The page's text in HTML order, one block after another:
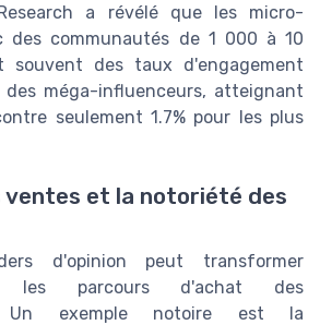
a révélé que les micro-
des communautés de 1 000 à 10
souvent des taux d'engagement
des méga-influenceurs, atteignant
seulement 1.7% pour les plus
ventes et la notoriété des
d'opinion peut transformer
les parcours d'achat des
Un exemple notoire est la